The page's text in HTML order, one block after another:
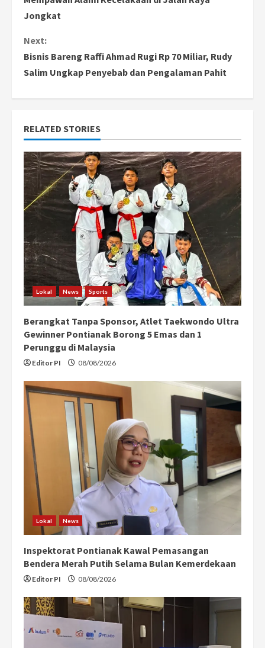
n
t
i
n
u
e
R
e
a
d
i
n
g
Jongkat
Next:
Bisnis Bareng Raffi Ahmad Rugi Rp 70 Miliar, Rudy
Salim Ungkap Penyebab dan Pengalaman Pahit
RELATED STORIES
Lokal News Sports
Berangkat Tanpa Sponsor, Atlet Taekwondo Ultra
Gewinner Pontianak Borong 5 Emas dan 1
Perunggu di Malaysia
Editor PI 08/08/2026
Lokal News
Inspektorat Pontianak Kawal Pemasangan
Bendera Merah Putih Selama Bulan Kemerdekaan
Editor PI 08/08/2026